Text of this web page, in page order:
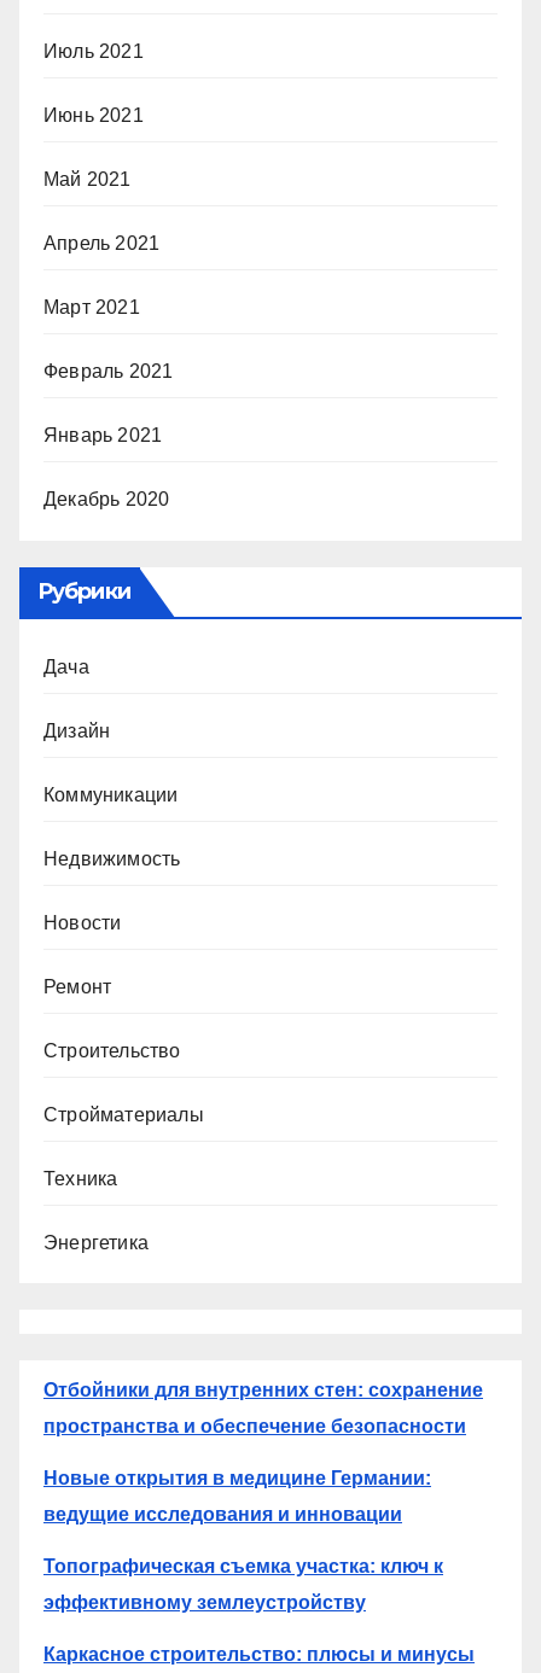
Июль 2021
Июнь 2021
Май 2021
Апрель 2021
Март 2021
Февраль 2021
Январь 2021
Декабрь 2020
Рубрики
Дача
Дизайн
Коммуникации
Недвижимость
Новости
Ремонт
Строительство
Стройматериалы
Техника
Энергетика
Отбойники для внутренних стен: сохранение
пространства и обеспечение безопасности
Новые открытия в медицине Германии:
ведущие исследования и инновации
Топографическая съемка участка: ключ к
эффективному землеустройству
Каркасное строительство: плюсы и минусы